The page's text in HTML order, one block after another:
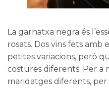
La garnatxa negra és
rosats. Dos vins fets amb
petites variacions, però
costures diferents. Per a
maridatges diferents,